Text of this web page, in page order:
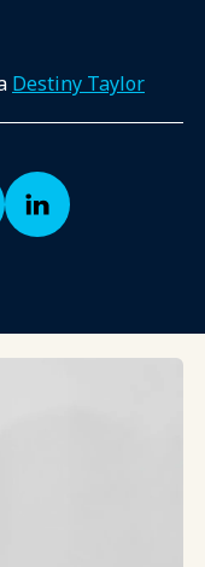
Destiny Taylor